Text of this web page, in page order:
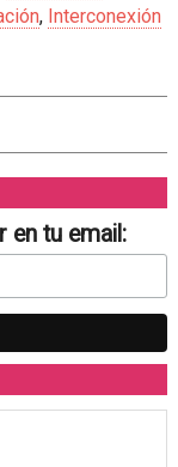
, Interconexión
en tu email: